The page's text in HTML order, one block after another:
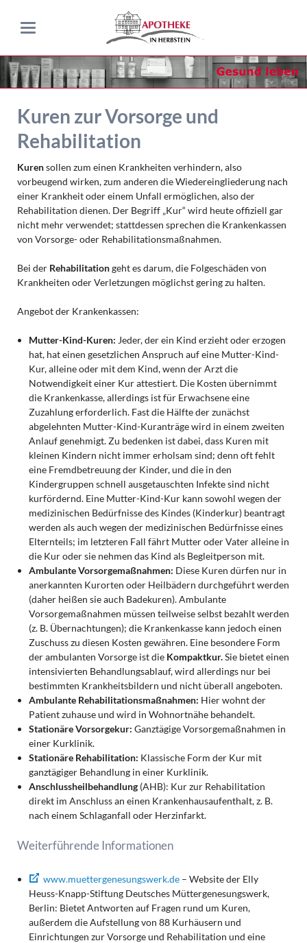
Kuren zur Vorsorge und
Rehabilitation
Kurensollen zum einen Krankheiten verhindern, also
vorbeugend wirken, zum anderen die Wiedereingliederung nach
einer Krankheit oder einem Unfall ermöglichen, also der
Rehabilitation dienen. Der Begriff „Kur“ wird heute offiziell gar
nicht mehr verwendet; stattdessen sprechen die Krankenkassen
von Vorsorge- oder Rehabilitationsmaßnahmen.
Bei der Rehabilitationgeht es darum, die Folgeschäden von
Krankheiten oder Verletzungen möglichst gering zu halten.
Angebot der Krankenkassen:
Mutter-Kind-Kuren: Jeder, der ein Kind erzieht oder erzogen
hat, hat einen gesetzlichen Anspruch auf eine Mutter-Kind-
Kur, alleine oder mit dem Kind, wenn der Arzt die
Notwendigkeit einer Kur attestiert. Die Kosten übernimmt
die Krankenkasse, allerdings ist für Erwachsene eine
Zuzahlung erforderlich. Fast die Hälfte der zunächst
abgelehnten Mutter-Kind-Kuranträge wird in einem zweiten
Anlauf genehmigt. Zu bedenken ist dabei, dass Kuren mit
kleinen Kindern nicht immer erholsam sind; denn oft fehlt
eine Fremdbetreuung der Kinder, und die in den
Kindergruppen schnell ausgetauschten Infekte sind nicht
kurfördernd. Eine Mutter-Kind-Kur kann sowohl wegen der
medizinischen Bedürfnisse des Kindes (Kinderkur) beantragt
werden als auch wegen der medizinischen Bedürfnisse eines
Elternteils; im letzteren Fall fährt Mutter oder Vater alleine in
die Kur oder sie nehmen das Kind als Begleitperson mit.
Ambulante Vorsorgemaßnahmen: Diese Kuren dürfen nur in
anerkannten Kurorten oder Heilbädern durchgeführt werden
(daher heißen sie auch Badekuren). Ambulante
Vorsorgemaßnahmen müssen teilweise selbst bezahlt werden
(z. B. Übernachtungen); die Krankenkasse kann jedoch einen
Zuschuss zu diesen Kosten gewähren. Eine besondere Form
der ambulanten Vorsorge ist die Kompaktkur.Sie bietet einen
intensivierten Behandlungsablauf, wird allerdings nur bei
bestimmten Krankheitsbildern und nicht überall angeboten.
Ambulante Rehabilitationsmaßnahmen: Hier wohnt der
Patient zuhause und wird in Wohnortnähe behandelt.
Stationäre Vorsorgekur: Ganztägige Vorsorgemaßnahmen in
einer Kurklinik.
Stationäre Rehabilitation: Klassische Form der Kur mit
ganztägiger Behandlung in einer Kurklinik.
Anschlussheilbehandlung (AHB): Kur zur Rehabilitation
direkt im Anschluss an einen Krankenhausaufenthalt, z. B.
nach einem Schlaganfall oder Herzinfarkt.
Weiterführende Informationen
www.muettergenesungswerk.de – Website der Elly
Heuss-Knapp-Stiftung Deutsches Müttergenesungswerk,
Berlin: Bietet Antworten auf Fragen rund um Kuren,
außerdem die Aufstellung von 88 Kurhäusern und
Einrichtungen zur Vorsorge und Rehabilitation und eine